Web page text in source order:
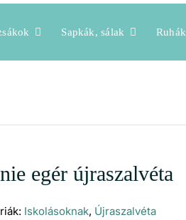
Sapkák, sálak Ruhák
egér újraszalvéta
Iskolásoknak, Újraszalvéta